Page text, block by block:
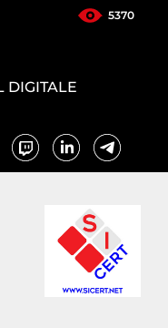
5370
DIGITALE